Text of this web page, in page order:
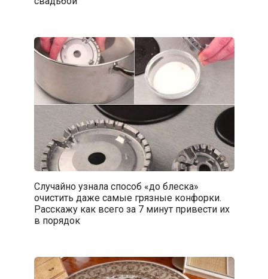
Случайно узнала способ «до блеска»
очистить даже самые грязные конфорки.
Расскажу как всего за 7 минут привести их
в порядок